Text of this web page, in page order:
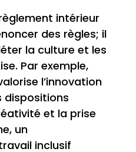
intérieur
des règles; il
la culture et les
Par exemple,
l’innovation
dispositions
et la prise
un
inclusif